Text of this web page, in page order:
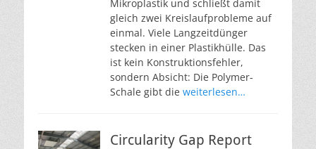
Mikroplastik und schließt damit
gleich zwei Kreislaufprobleme auf
einmal. Viele Langzeitdünger
stecken in einer Plastikhülle. Das
ist kein Konstruktionsfehler,
sondern Absicht: Die Polymer-
Schale gibt die weiterlesen…
Circularity Gap Report